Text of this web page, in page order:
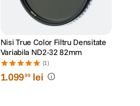
Nisi True Color Filtru Densitate
Variabila ND2-32 82mm
(1)
1.09999 lei